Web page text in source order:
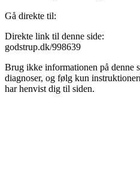
Gå direkte til:
Direkte link til denne side:
godstrup.dk/998639
Brug ikke informationen på denne
diagnoser, og følg kun
har henvist dig til siden.